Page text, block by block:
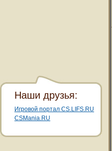
Наши друзья:
Игровой портал CS.LIFS.RU
CSMania.RU